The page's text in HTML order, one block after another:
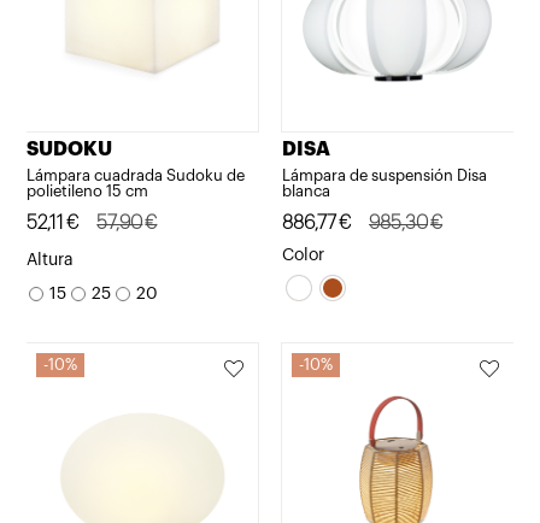
SUDOKU
Lámpara cuadrada Sudoku de
polietileno 15 cm
57,90€
El
precio
original
52,11 €
El
precio
actual
Altura
15 25 20
DISA
Lámpara de suspensión Disa
blanca
985,30€
El
precio
original
886,77€
El
precio
actual
Color
10% 10%